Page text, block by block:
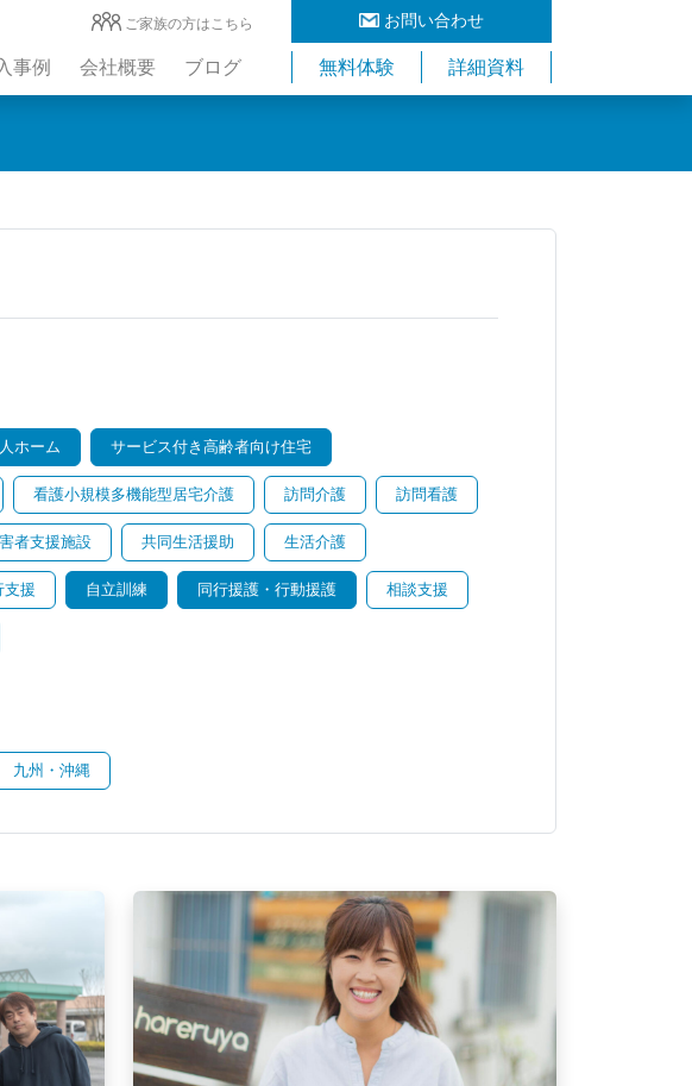
お問い合わせ
ご家族の方はこちら
事例 会社概要 ブログ 無料体験 詳細資料
ホーム サービス付き高齢者向け住宅
看護小規模多機能型居宅介護 訪問介護 訪問看護
者支援施設 共同生活援助 生活介護
支援 自立訓練 同行援護・行動援護 相談支援
九州・沖縄